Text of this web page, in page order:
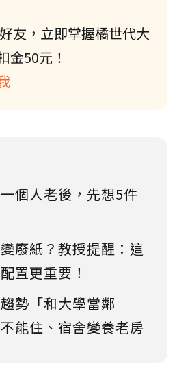
友，立即掌握橘世代大
金50元！
個人老後，先想5件
廢紙？教授提醒：這
置更重要！
勢「和大學當鄰
能住、宿舍變養老房